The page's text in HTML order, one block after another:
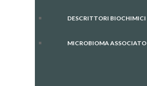
DESCRITTORI BIOCHIMICI
MICROBIOMA ASSOCIATO